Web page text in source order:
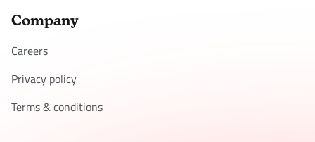
Company
Careers
Privacy policy
Terms & conditions